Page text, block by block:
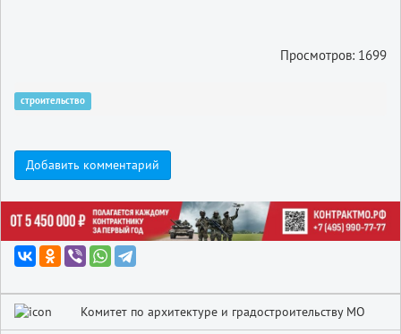
Просмотров: 1699
строительство
Добавить комментарий
Комитет по архитектуре и градостроительству МО